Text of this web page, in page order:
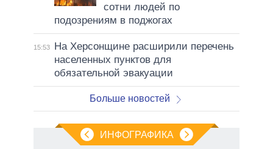
сотни людей по
подозрениям в поджогах
15:53
На Херсонщине расширили перечень
населенных пунктов для
обязательной эвакуации
Больше новостей
ИНФОГРАФИКА